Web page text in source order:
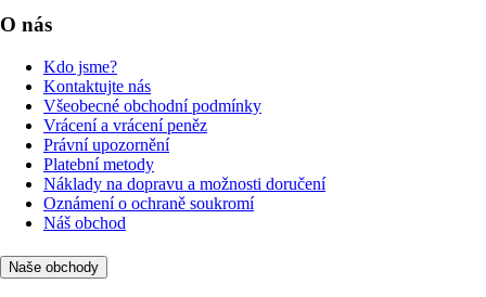
O nás
Kdo jsme?
Kontaktujte nás
Všeobecné obchodní podmínky
Vrácení a vrácení peněz
Právní upozornění
Platební metody
Náklady na dopravu a možnosti doručení
Oznámení o ochraně soukromí
Náš obchod
Naše obchody